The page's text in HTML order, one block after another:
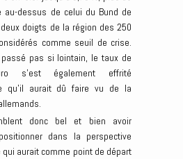
dessus de celui du Bund de
doigts de la région des 250
comme seuil de crise.
passé pas si lointain, le taux de
s’est également effrité
qu’il aurait dû faire vu de la
donc bel et bien avoir
dans la perspective
qui aurait comme point de départ